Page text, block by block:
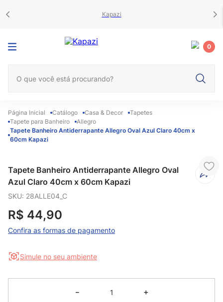
Kapazi
0
Catálogo Casa & Decor
Tapetes
Tapete para Banheiro
Allegro
Tapete Banheiro Antiderrapante Allegro Oval Azul Claro 40cm x
60cm Kapazi
Tapete Banheiro Antiderrapante Allegro Oval
Azul Claro 40cm x 60cm Kapazi
SKU: 28ALLE04_C
R$ 44,90
Confira as formas de pagamento
Simule no seu ambiente
＋
－